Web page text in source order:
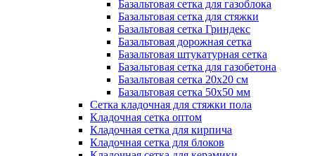
Базальтовая сетка для газоблока
Базальтовая сетка для стяжки
Базальтовая сетка Гриндекс
Базальтовая дорожная сетка
Базальтовая штукатурная сетка
Базальтовая сетка для газобетона
Базальтовая сетка 20x20 см
Базальтовая сетка 50x50 мм
Сетка кладочная для стяжки пола
Кладочная сетка оптом
Кладочная сетка для кирпича
Кладочная сетка для блоков